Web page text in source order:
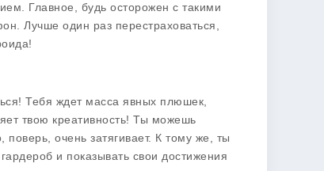
Главное, будь осторожен с такими
Лучше один раз перестраховаться,
Тебя ждет масса явных плюшек,
твою креативность! Ты можешь
очень затягивает. К тому же, ты
и показывать свои достижения